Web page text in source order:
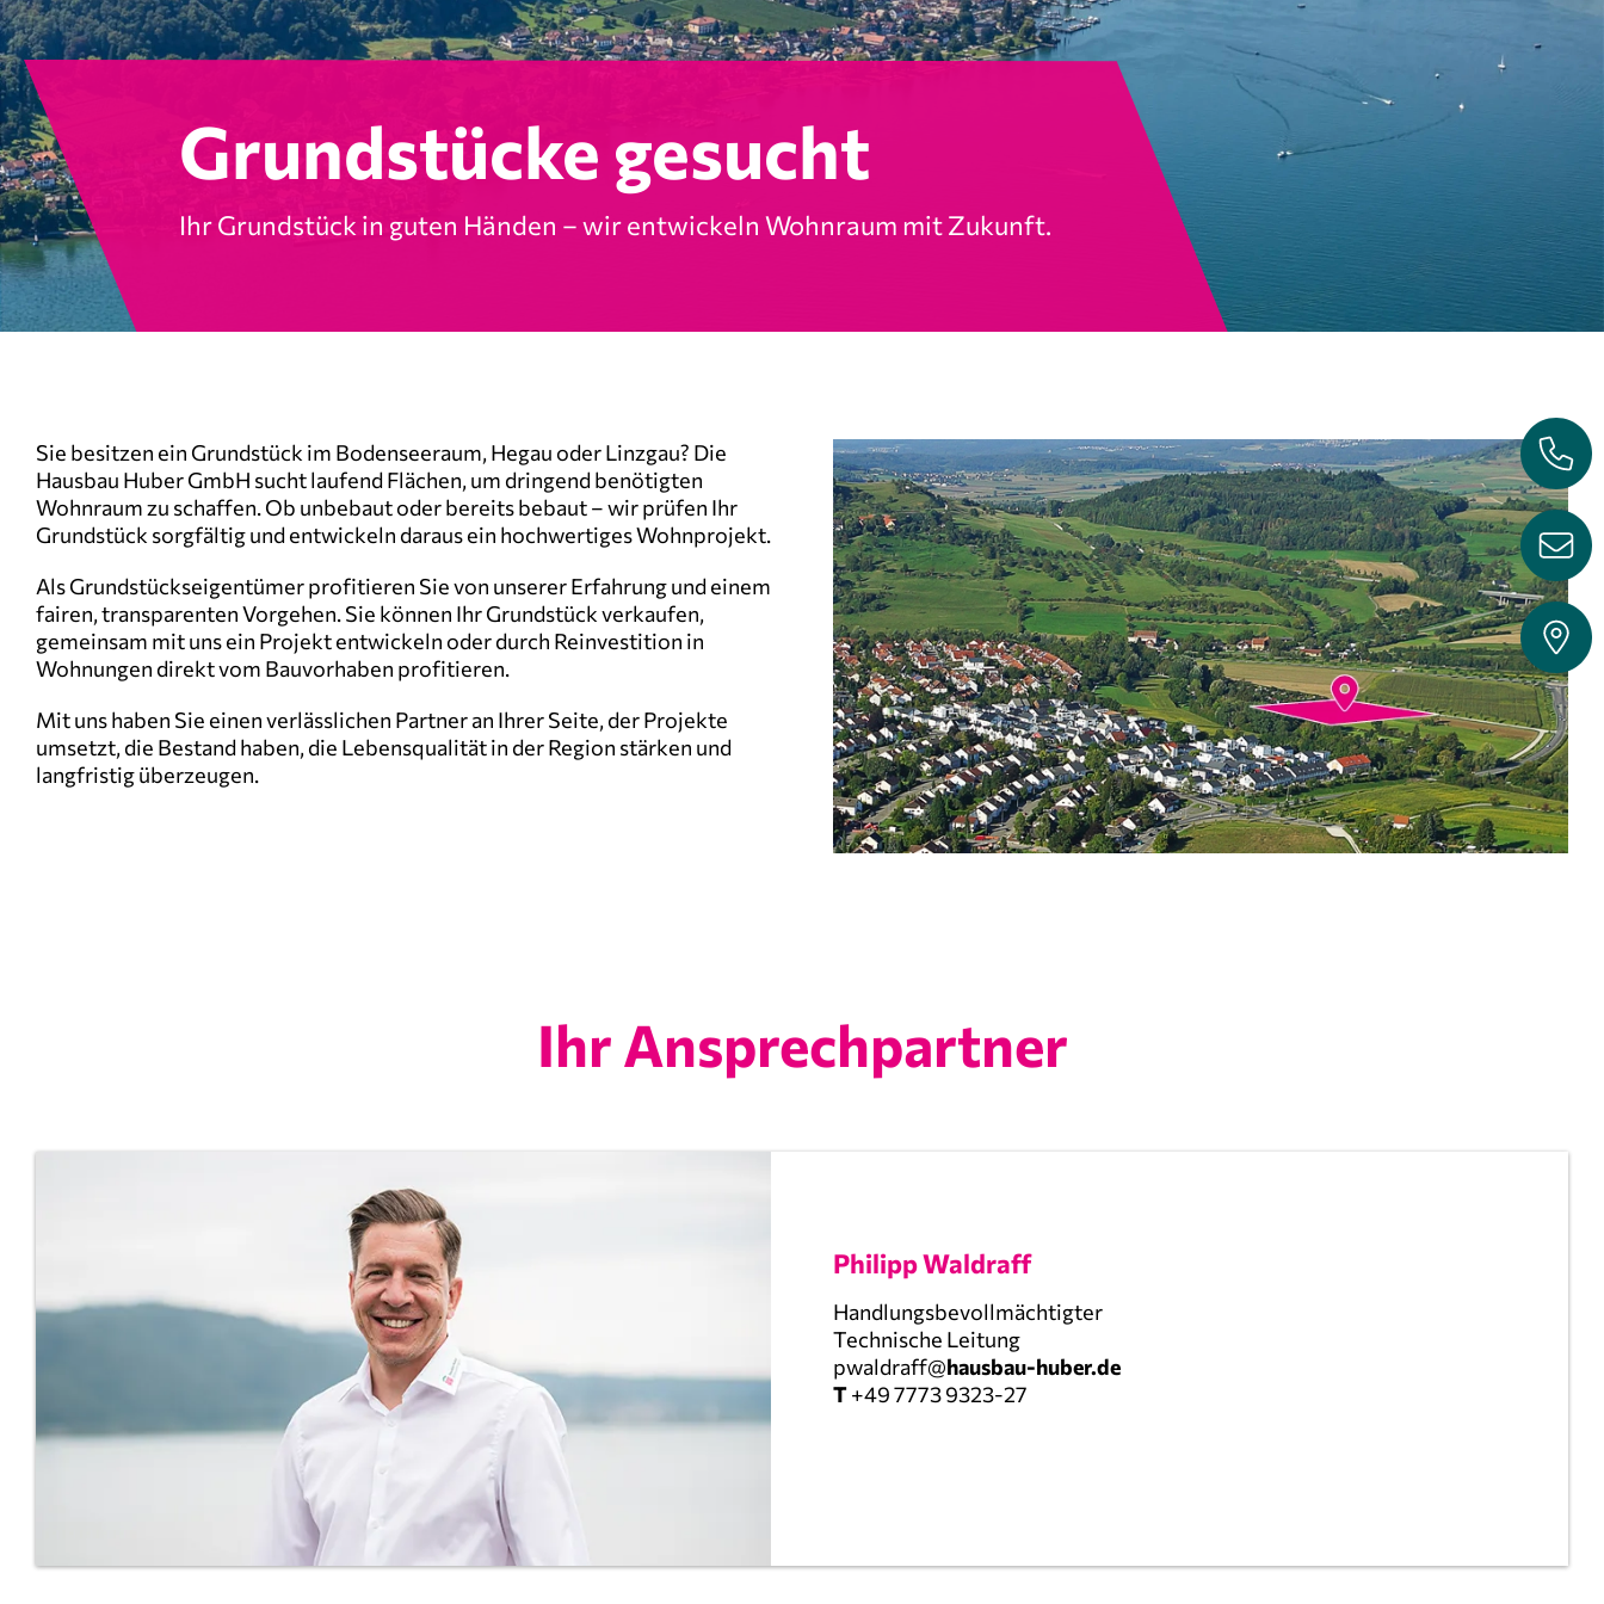
Grundstücke gesucht
Ihr Grundstück in guten Händen – wir entwickeln Wohnraum mit Zukunft.
Sie besitzen ein Grundstück im Bodenseeraum, Hegau oder Linzgau? Die
Hausbau Huber GmbH sucht laufend Flächen, um dringend benötigten
Wohnraum zu schaffen. Ob unbebaut oder bereits bebaut – wir prüfen Ihr
Grundstück sorgfältig und entwickeln daraus ein hochwertiges Wohnprojekt.
Als Grundstückseigentümer profitieren Sie von unserer Erfahrung und einem
fairen, transparenten Vorgehen. Sie können Ihr Grundstück verkaufen,
gemeinsam mit uns ein Projekt entwickeln oder durch Reinvestition in
Wohnungen direkt vom Bauvorhaben profitieren.
Mit uns haben Sie einen verlässlichen Partner an Ihrer Seite, der Projekte
umsetzt, die Bestand haben, die Lebensqualität in der Region stärken und
langfristig überzeugen.
Ihr Ansprechpartner
Philipp Waldraff
Handlungsbevollmächtigter
Technische Leitung
pwaldraff@hausbau-huber.de
T+49 7773 9323-27